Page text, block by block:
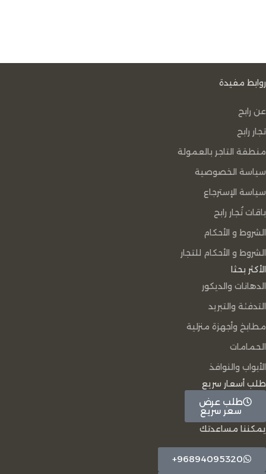
روابط مفيدة
عن رابح
تجار رابح
منطقة التاجر بالعمولة
سياسة الخصوصية
سياسة الإسترجاع
باقات تُجار رابح
الشروط و الأحكام
الشروط و الأحكام للتجار
الأكثر بحثا
الدهانات والديكور
التدفئة والتبريد
مطابخ وأجهزة منزلية
الحمامات
الأبواب والنوافذ
طلب أسعار سريع
طلب عرض
سعر سريع
يمكننا مساعدتك
96894095320+